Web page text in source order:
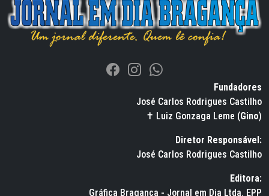
Fundadores
José Carlos Rodrigues Castilho
✝ Luiz Gonzaga Leme (Gino)
Diretor Responsável:
José Carlos Rodrigues Castilho
Editora:
Gráfica Bragança - Jornal em Dia Ltda. EPP